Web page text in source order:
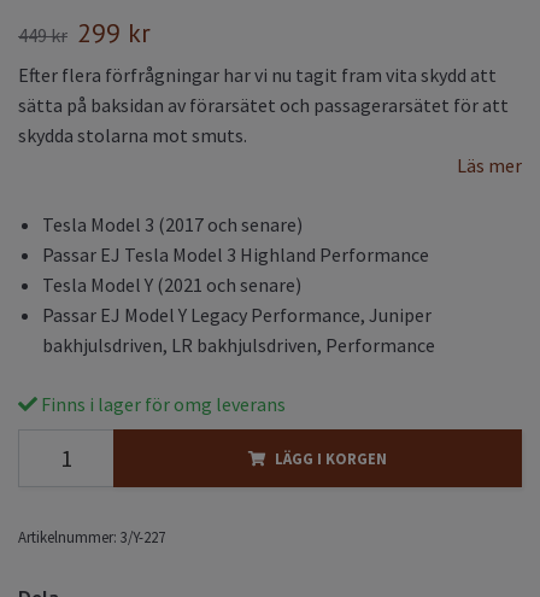
449 kr 299 kr
Efter flera förfrågningar har vi nu tagit fram vita skydd att
sätta på baksidan av förarsätet och passagerarsätet för att
skydda stolarna mot smuts.
Läs mer
Tesla Model 3 (2017 och senare)
Passar EJ Tesla Model 3 Highland Performance
Tesla Model Y (2021 och senare)
Passar EJ Model Y Legacy Performance, Juniper
bakhjulsdriven, LR bakhjulsdriven, Performance
Finns i lager för omg leverans
LÄGG I KORGEN
Artikelnummer: 3/Y-227